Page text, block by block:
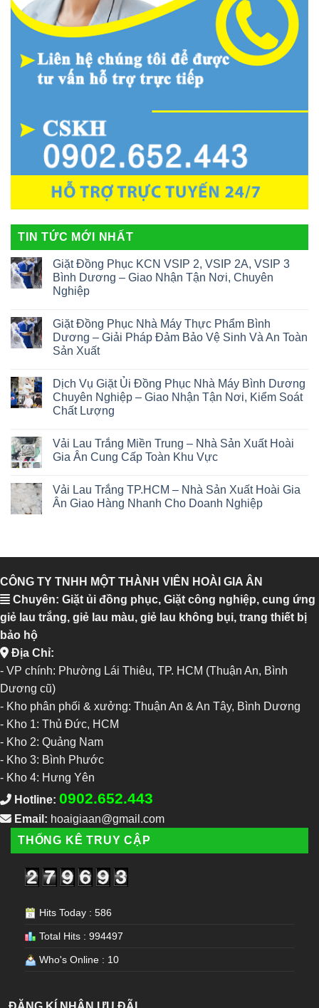
TIN TỨC MỚI NHẤT
Giặt Đồng Phục KCN VSIP 2, VSIP 2A, VSIP 3
Bình Dương – Giao Nhận Tận Nơi, Chuyên
Nghiệp
Giặt Đồng Phục Nhà Máy Thực Phẩm Bình
Dương – Giải Pháp Đảm Bảo Vệ Sinh Và An Toàn
Sản Xuất
Dịch Vụ Giặt Ủi Đồng Phục Nhà Máy Bình Dương
Chuyên Nghiệp – Giao Nhận Tận Nơi, Kiểm Soát
Chất Lượng
Vải Lau Trắng Miền Trung – Nhà Sản Xuất Hoài
Gia Ân Cung Cấp Toàn Khu Vực
Vải Lau Trắng TP.HCM – Nhà Sản Xuất Hoài Gia
Ân Giao Hàng Nhanh Cho Doanh Nghiệp
CÔNG TY TNHH MỘT THÀNH VIÊN HOÀI GIA ÂN
Chuyên: Giặt ủi đồng phục, Giặt công nghiệp, cung ứng
giẻ lau trắng, giẻ lau màu, giẻ lau không bụi, trang thiết bị
bảo hộ
Địa Chỉ:
- VP chính: Phường Lái Thiêu, TP. HCM (Thuận An, Bình
Dương cũ)
- Kho phân phối & xưởng: Thuận An & An Tây, Bình Dương
- Kho 1: Thủ Đức, HCM
- Kho 2: Quảng Nam
- Kho 3: Bình Phước
- Kho 4: Hưng Yên
Hotline: 0902.652.443
Email: hoaigiaan@gmail.com
THỐNG KÊ TRUY CẬP
Hits Today : 586
Total Hits : 994497
Who's Online : 10